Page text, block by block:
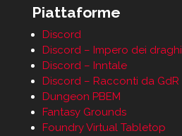
Piattaforme
Discord
Discord – Impero dei draghi
Discord – Inntale
Discord – Racconti da GdR
Dungeon PBEM
Fantasy Grounds
Foundry Virtual Tabletop